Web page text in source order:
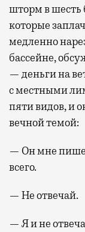
шторм в шесть
которые
медленно
бассейне,
— деньги на
с местными
пяти видов, и
вечной темой:
— Он мне
всего.
— Не отвечай.
— Я и не